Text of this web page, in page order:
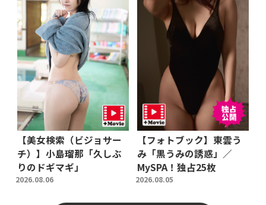
【美女検索（ビジョサー
チ）】小島瑠那「久しぶ
りのドギマギ」
2026.08.06
【フォトブック】東雲う
み「黒うみの誘惑」／
MySPA！独占25枚
2026.08.05